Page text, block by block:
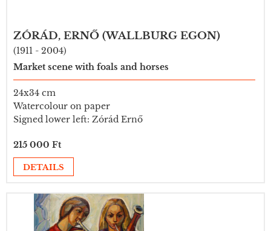
ZÓRÁD, ERNŐ (WALLBURG EGON)
(1911 - 2004)
Market scene with foals and horses
24x34 cm
Watercolour on paper
Signed lower left: Zórád Ernő
215 000 Ft
DETAILS